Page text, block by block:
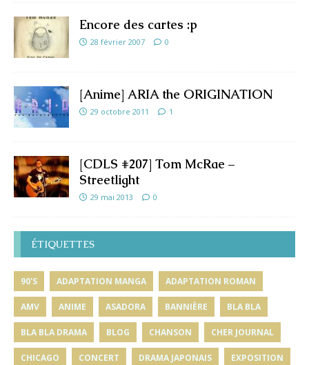
Encore des cartes :p
28 février 2007 0
[Anime] ARIA the ORIGINATION
29 octobre 2011 1
[CDLS #207] Tom McRae –
Streetlight
29 mai 2013 0
ÉTIQUETTES
90'S ADAPTATION MANGA ADAPTATION ROMAN
AMV ANIME ASADORA BANNIÈRE BLA BLA
BLA BLA DRAMA BLOG CHANSON CHER JOURNAL
CHICAGO CONCERT DRAMA JAPONAIS EXPOSITION